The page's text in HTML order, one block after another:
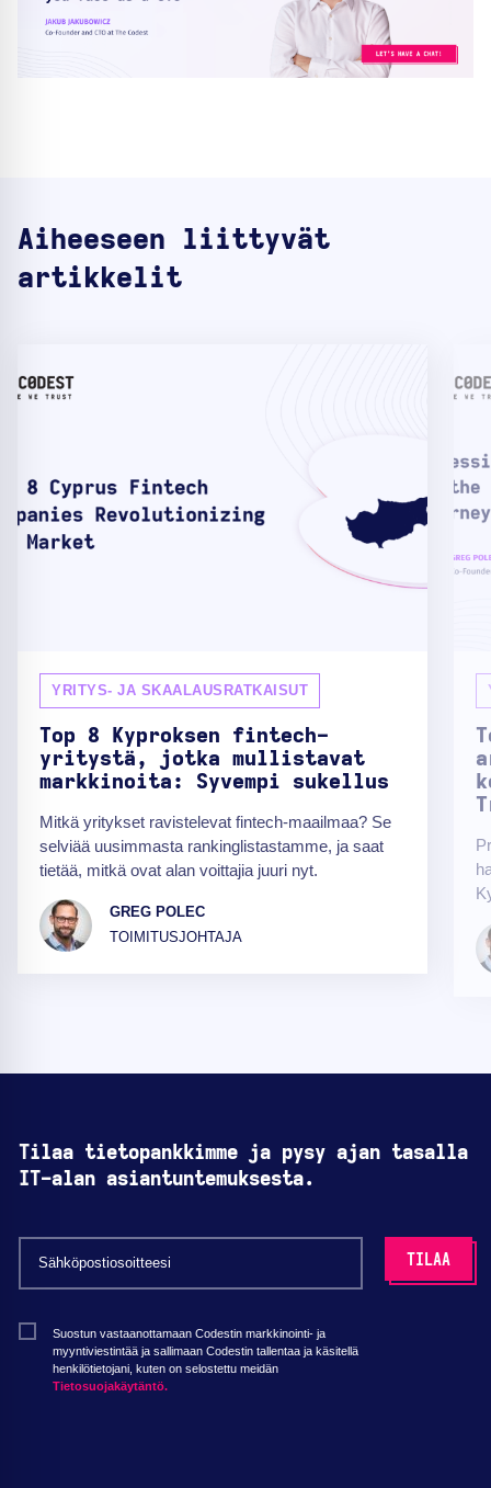
Aiheeseen liittyvät
artikkelit
YRITYS- JA SKAALAUSRATKAISUT
Top 8 Kyproksen fintech-
yritystä, jotka mullistavat
markkinoita: Syvempi sukellus
Mitkä yritykset ravistelevat fintech-maailmaa? Se
selviää uusimmasta rankinglistastamme, ja saat
tietää, mitkä ovat alan voittajia juuri nyt.
GREG POLEC
TOIMITUSJOHTAJA
Tilaa tietopankkimme ja pysy ajan tasalla
IT-alan asiantuntemuksesta.
Suostun vastaanottamaan Codestin markkinointi- ja
myyntiviestintää ja sallimaan Codestin tallentaa ja käsitellä
henkilötietojani, kuten on selostettu meidän
Tietosuojakäytäntö.